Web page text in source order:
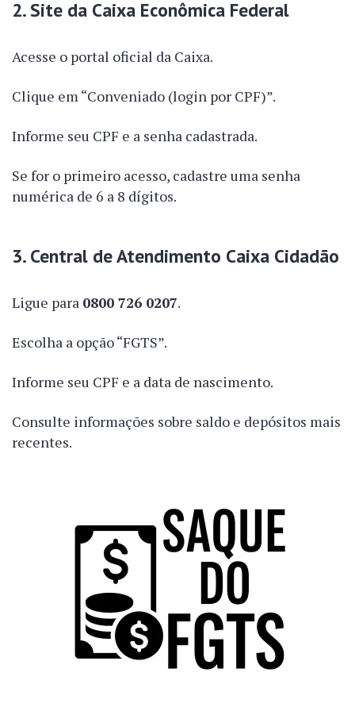
2. Site da Caixa Econômica Federal
Acesse o portal oficial da Caixa.
Clique em “Conveniado (login por CPF)”.
Informe seu CPF e a senha cadastrada.
Se for o primeiro acesso, cadastre uma senha
numérica de 6 a 8 dígitos.
3. Central de Atendimento Caixa Cidadão
Ligue para 0800 726 0207.
Escolha a opção “FGTS”.
Informe seu CPF e a data de nascimento.
Consulte informações sobre saldo e depósitos mais
recentes.